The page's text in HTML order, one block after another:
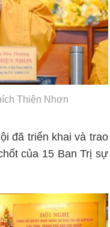
Thiện Nhơn
đã triển khai và trao
của 15 Ban Trị sự